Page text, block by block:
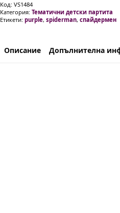
Код: VS1484
Категория: Тематични детски партита
Етикети: purple, spiderman, спайдермен
Описание Допълнителна